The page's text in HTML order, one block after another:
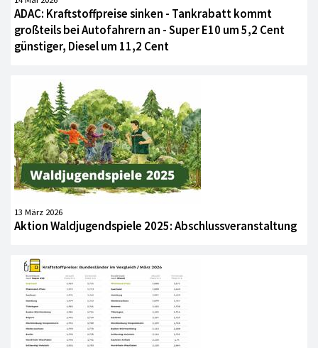
ADAC: Kraftstoffpreise sinken - Tankrabatt kommt
großteils bei Autofahrern an - Super E10 um 5,2 Cent
günstiger, Diesel um 11,2 Cent
13 März 2026
Aktion Waldjugendspiele 2025: Abschlussveranstaltung